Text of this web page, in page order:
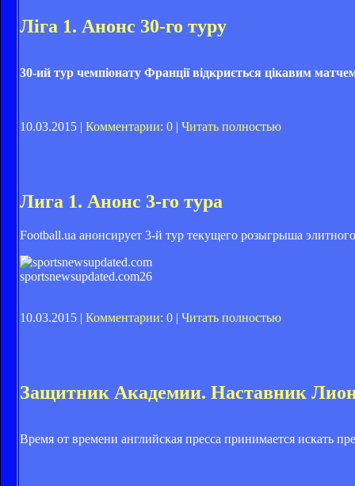
Ліга 1. Анонс 30-го туру
30-ий тур чемпіонату Франції відкриється цікавим
10.03.2015 | Комментарии: 0 | Читать полностью
Лига 1. Анонс 3-го тура
Football.ua анонсирует 3-й тур текущего розыгрыша
sportsnewsupdated.com26
10.03.2015 | Комментарии: 0 | Читать полностью
Защитник Академии. Наставник
Время от времени английская пресса принимается искать